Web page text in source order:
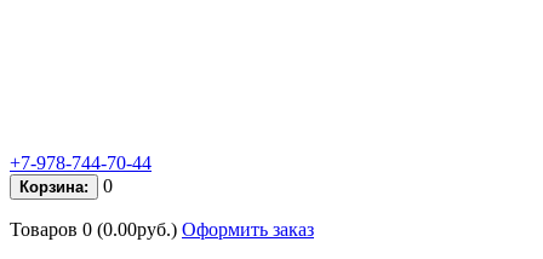
+7-978-744-70-44
Корзина: 0
Товаров 0 (0.00руб.) Оформить заказ